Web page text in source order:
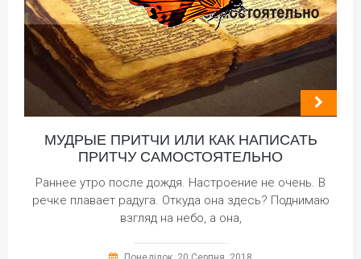
МУДРЫЕ ПРИТЧИ ИЛИ КАК НАПИСАТЬ
ПРИТЧУ САМОСТОЯТЕЛЬНО
Раннее утро после дождя. Настроение не очень. В
речке плавает радуга. Откуда она здесь? Поднимаю
взгляд на небо, а она,